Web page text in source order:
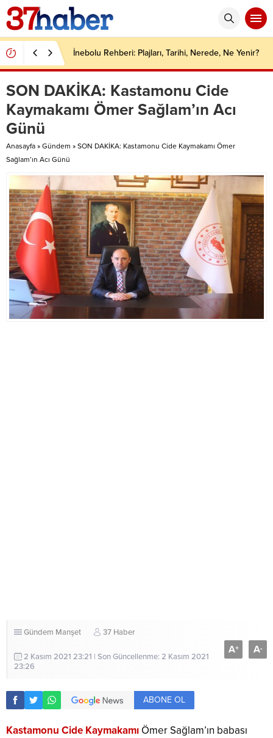
İnebolu Rehberi: Plajları, Tarihi, Nerede, Ne Yenir?
SON DAKİKA: Kastamonu Cide
Kaymakamı Ömer Sağlam’ın Acı
Günü
Anasayfa » Gündem » SON DAKİKA: Kastamonu Cide Kaymakamı Ömer
Sağlam’ın Acı Günü
Gündem Manşet 37 Haber
2 Kasım 2021 23:21 | Son Güncellenme: 2 Kasım 2021
23:26
A+ A-
ABONE OL
Kastamonu Cide Kaymakamı Ömer Sağlam’ın babası